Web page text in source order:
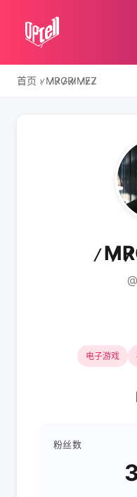
首页 ›̷M̷̷R̷̷G̷̷R̷̷I̷̷M̷̷E̷̷Z̷
电子游戏
粉丝数